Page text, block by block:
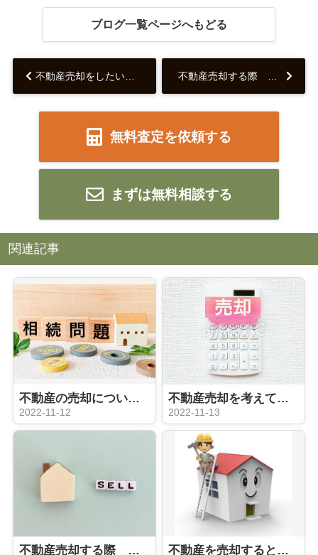
ブログ一覧ページへもどる
不動産売却をしたい！でも周囲に知られずに売却できる？...
無料査定を依頼する
まずは無料相談する
関連記事
不動産の売却について ローン残債がある場合の注意点
2022-11-12
不動産売却を考えている方向け！初歩編
2022-11-13
不動産売却する際 買取と仲介の違いは？メリット、デメリットは？ 不動産を売却するときリフォームは必要？